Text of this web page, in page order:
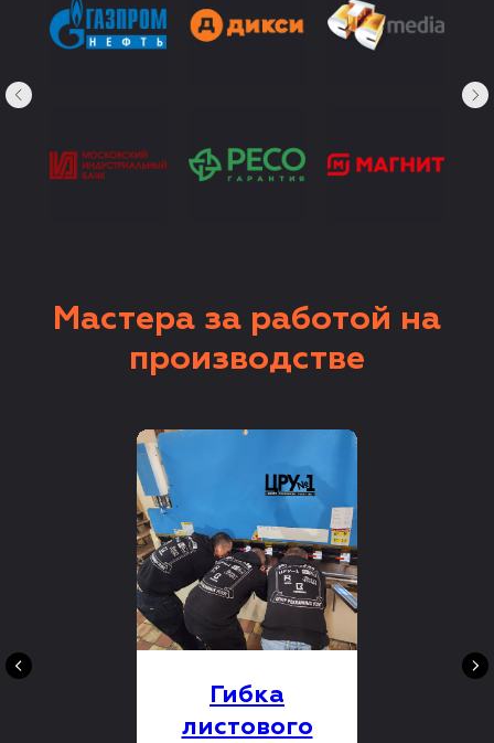
Мастера за работой на
производстве
Гибка
листового